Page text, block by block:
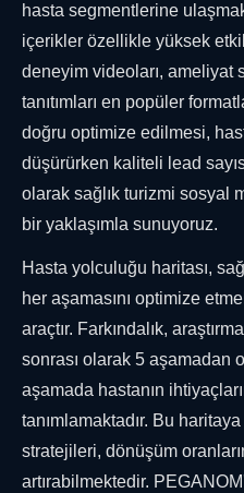
hasta segmentlerine
içerikler özellikle yüksek
deneyim videoları, ameliyat
tanıtımları en popüler
doğru optimize edilmesi,
düşürürken kaliteli lead
olarak sağlık turizmi sosyal
bir yaklaşımla sunuyoruz.
Hasta yolculuğu haritası,
her aşamasını optimize
araçtır. Farkındalık,
sonrası olarak 5 aşamadan
aşamada hastanın
tanımlamaktadır. Bu
stratejileri, dönüşüm
artırabilmektedir.